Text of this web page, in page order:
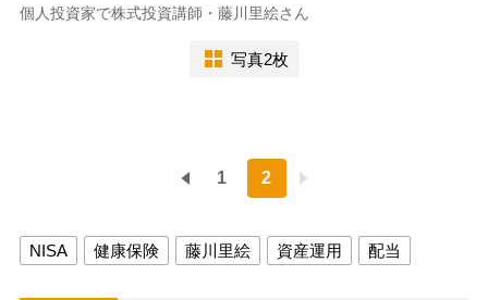
個人投資家で株式投資講師・藤川里絵さん
写真2枚
1 2
NISA 健康保険 藤川里絵 資産運用 配当